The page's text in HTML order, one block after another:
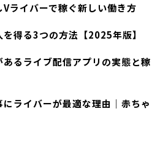
ライバーで稼ぐ新しい働き方
得る3つの方法【2025年版】
るライブ配信アプリの実態と稼
ライバーが最適な理由｜赤ちゃ